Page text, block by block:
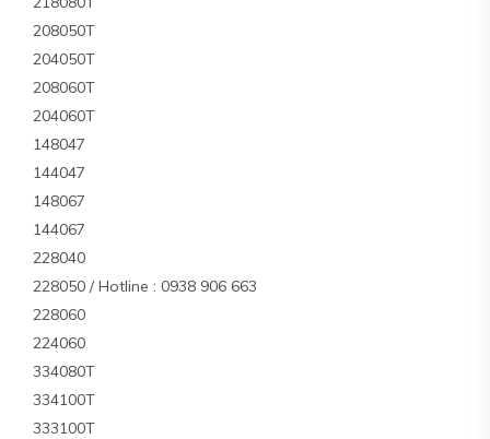
208050T
204050T
208060T
204060T
148047
144047
148067
144067
228040
228050 / Hotline : 0938 906 663
228060
224060
334080T
334100T
333100T